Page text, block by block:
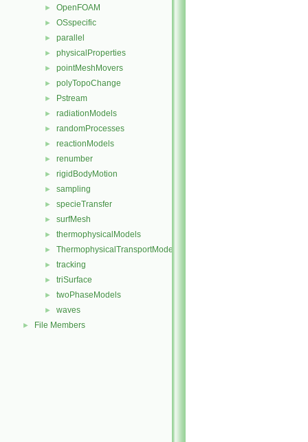
► OpenFOAM
► OSspecific
► parallel
► physicalProperties
► pointMeshMovers
► polyTopoChange
► Pstream
► radiationModels
► randomProcesses
► reactionModels
► renumber
► rigidBodyMotion
► sampling
► specieTransfer
► surfMesh
► thermophysicalModels
► ThermophysicalTransportModels
► tracking
► triSurface
► twoPhaseModels
► waves
► File Members